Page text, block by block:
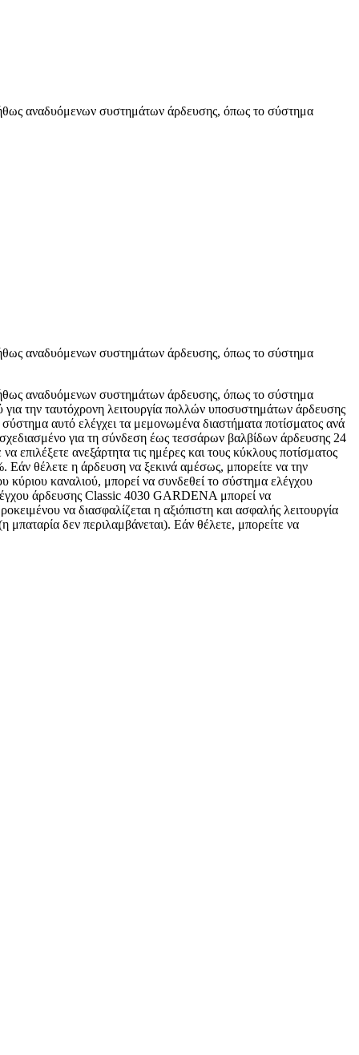
αναδυόμενων συστημάτων άρδευσης, όπως το σύστημα
αναδυόμενων συστημάτων άρδευσης, όπως το σύστημα
αναδυόμενων συστημάτων άρδευσης, όπως το σύστημα
την ταυτόχρονη λειτουργία πολλών υποσυστημάτων άρδευσης
αυτό ελέγχει τα μεμονωμένα διαστήματα ποτίσματος ανά
για τη σύνδεση έως τεσσάρων βαλβίδων άρδευσης 24
ανεξάρτητα τις ημέρες και τους κύκλους ποτίσματος
Εάν θέλετε η άρδευση να ξεκινά αμέσως, μπορείτε να την
κύριου καναλιού, μπορεί να συνδεθεί το σύστημα ελέγχου
άρδευσης Classic 4030 GARDENA μπορεί να
να διασφαλίζεται η αξιόπιστη και ασφαλής λειτουργία
δεν περιλαμβάνεται). Εάν θέλετε, μπορείτε να